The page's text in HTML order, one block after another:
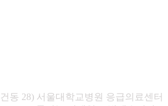
동 28) 서울대학교병원 응급의료센터